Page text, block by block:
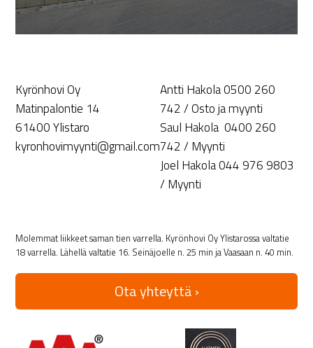
Kyrönhovi Oy
Matinpalontie 14
61400 Ylistaro
kyronhovimyynti@gmail.com
Antti Hakola 0500 260
742 / Osto ja myynti
Saul Hakola 0400 260
742 / Myynti
Joel Hakola 044 976 9803
/ Myynti
Molemmat liikkeet saman tien varrella. Kyrönhovi Oy Ylistarossa valtatie
18 varrella. Lähellä valtatie 16. Seinäjoelle n. 25 min ja Vaasaan n. 40 min.
Ota yhteyttä ›